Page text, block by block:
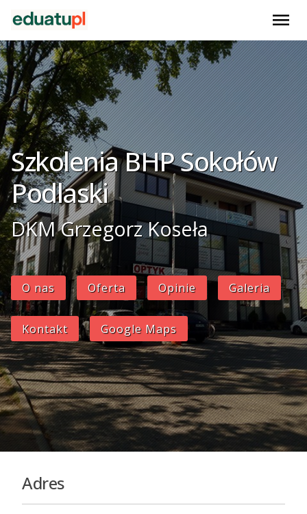
menu
Szkolenia BHP Sokołów
Podlaski
DKM Grzegorz Koseła
O nas Oferta Opinie Galeria
Kontakt Google Maps
Adres